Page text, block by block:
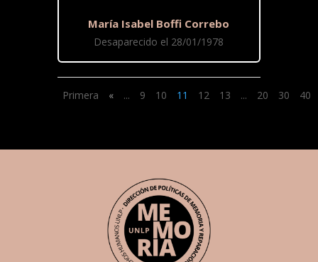
María Isabel Boffi Correbo
Desaparecido el 28/01/1978
Primera « ... 9 10 11 12 13 ... 20 30 40